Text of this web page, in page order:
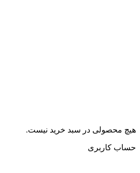
هیچ محصولی در سبد خرید نیست.
حساب کاربری